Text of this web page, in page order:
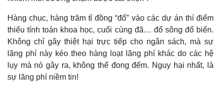
Hàng chục, hàng trăm tỉ đồng “đổ” vào các dự án thí điểm
thiếu tính toán khoa học, cuối cùng đã… đổ sông đổ biển.
Không chỉ gây thiệt hại trực tiếp cho ngân sách, mà sự
lãng phí này kéo theo hàng loạt lãng phí khác do các hệ
lụy mà nó gây ra, không thể đong đếm. Nguy hại nhất, là
sự lãng phí niềm tin!